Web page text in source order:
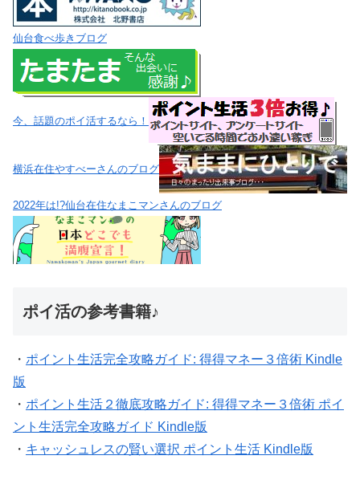
仙台食べ歩きブログ
今、話題のポイ活するなら！
横浜在住やすべーさんのブログ
2022年は!?仙台在住なまこマンさんのブログ
ポイ活の参考書籍♪
・ ポイント生活完全攻略ガイド: 得得マネー３倍術 Kindle
版
・ ポイント生活２徹底攻略ガイド: 得得マネー３倍術 ポイ
ント生活完全攻略ガイド Kindle版
・ キャッシュレスの賢い選択 ポイント生活 Kindle版